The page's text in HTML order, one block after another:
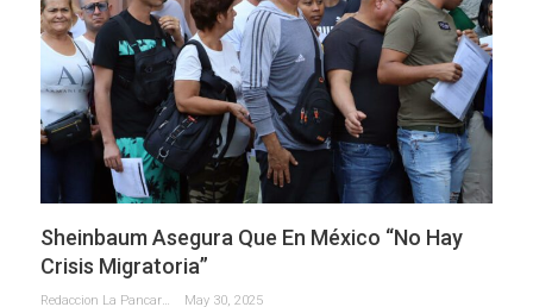
Sheinbaum Asegura Que En México “no Hay
Crisis Migratoria”
Redaccion La Pancarta De Quintana Roo May 30, 2025